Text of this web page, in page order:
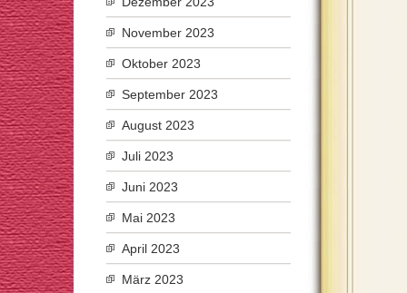
November 2023
Oktober 2023
September 2023
August 2023
Juli 2023
Juni 2023
Mai 2023
April 2023
März 2023